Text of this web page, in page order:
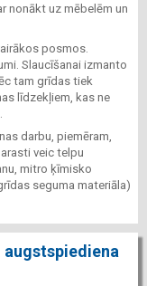
nonākt uz mēbelēm un
posmos.
Slaucīšanai izmanto
tam grīdas tiek
līdzekļiem, kas ne
darbu, piemēram,
veic telpu
mitro ķīmisko
seguma materiāla)
augstspiediena